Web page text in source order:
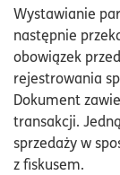
Wystawianie
następnie
obowiązek
rejestrowania
Dokument
transakcji.
sprzedaży w
z fiskusem.